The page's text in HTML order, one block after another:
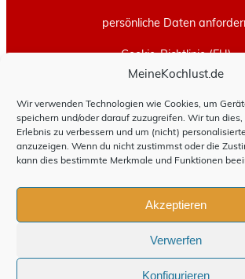
MeineKochlust.de
Wir verwenden Technologien wie Cookies, um
speichern und/oder darauf zuzugreifen. Wir tun
Erlebnis zu verbessern und um (nicht)
anzuzeigen. Wenn du nicht zustimmst oder die
kann dies bestimmte Merkmale und Funktionen
Akzeptieren
Verwerfen
Konfigurieren
persönliche Daten
Cookie-Richtlinie (EU)